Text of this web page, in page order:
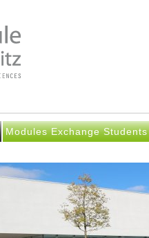
Modules Exchange Students